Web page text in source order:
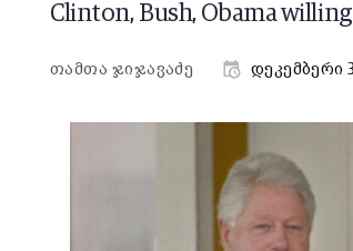
Clinton, Bush, Obama
თამთა ჯიჯავაძე დეკემბერი